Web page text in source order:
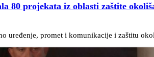
80 projekata iz oblasti zaštite
uređenje, promet i komunikacije i zaštitu